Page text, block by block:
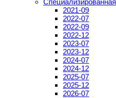
Специализированная
2021-09
2022-07
2022-09
2022-12
2023-07
2023-12
2024-07
2024-12
2025-07
2025-12
2026-07